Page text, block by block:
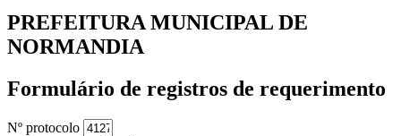
PREFEITURA MUNICIPAL DE
NORMANDIA
Formulário de registros de requerimento
Nº protocolo